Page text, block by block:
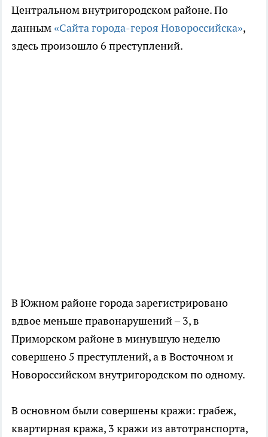
Центральном внутригородском районе. По
данным «Сайта города-героя Новороссийска»,
здесь произошло 6 преступлений.
В Южном районе города зарегистрировано
вдвое меньше правонарушений – 3, в
Приморском районе в минувшую неделю
совершено 5 преступлений, а в Восточном и
Новороссийском внутригородском по одному.
В основном были совершены кражи: грабеж,
квартирная кража, 3 кражи из автотранспорта,